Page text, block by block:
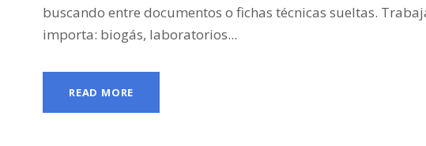
buscando entre documentos o fichas técnicas sueltas.
importa: biogás, laboratorios...
READ MORE